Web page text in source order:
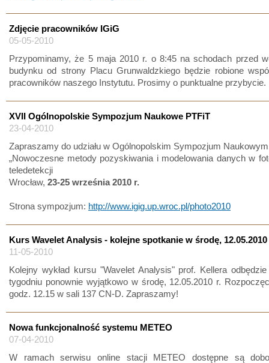
Zdjęcie pracowników IGiG
05-05-2010
Przypominamy, że 5 maja 2010 r. o 8:45 na schodach przed
budynku od strony Placu Grunwaldzkiego będzie robione
pracowników naszego Instytutu. Prosimy o punktualne przybycie.
XVII Ogólnopolskie Sympozjum Naukowe PTFiT
23-04-2010
Zapraszamy do udziału w Ogólnopolskim Sympozjum Naukowym
„Nowoczesne metody pozyskiwania i modelowania danych w
teledetekcji
Wrocław, 23-25 września 2010 r.
Strona sympozjum: http://www.igig.up.wroc.pl/photo2010
Kurs Wavelet Analysis - kolejne spotkanie w środę, 12.05.2010
11-05-2010
Kolejny wykład kursu "Wavelet Analysis" prof. Kellera
tygodniu ponownie wyjątkowo w środę, 12.05.2010 r.
godz. 12.15 w sali 137 CN-D. Zapraszamy!
Nowa funkcjonalność systemu METEO
07-04-2010
W ramach serwisu online stacji METEO dostępne są